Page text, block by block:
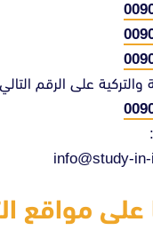
والتركية على الرقم
info@study-
على مواقع